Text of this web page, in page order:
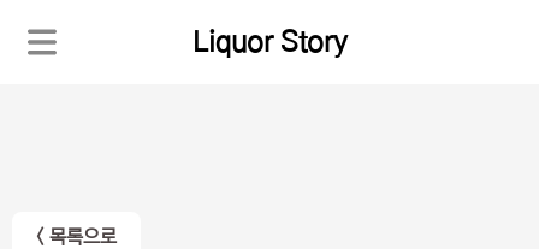
Liquor Story
< 목록으로